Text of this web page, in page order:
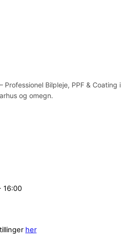
Professionel Bilpleje, PPF & Coating i
og omegn.
16:00
her